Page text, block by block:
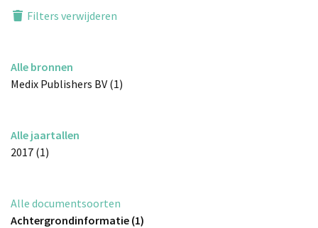
Filters verwijderen
Alle bronnen
Medix Publishers BV (1)
Alle jaartallen
2017 (1)
Alle documentsoorten
Achtergrondinformatie (1)